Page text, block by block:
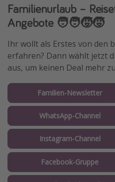
Familienurlaub –
Angebote 🧑‍🧑‍🧒‍🧒
Ihr wollt als Erstes von den
erfahren? Dann wählt jetzt
aus, um keinen Deal mehr
Familien-Newsletter
WhatsApp-Channel
Instagram-Channel
Facebook-Gruppe